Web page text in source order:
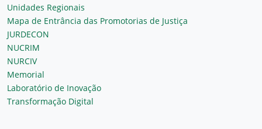
Unidades Regionais
Mapa de Entrância das Promotorias de Justiça
JURDECON
NUCRIM
NURCIV
Memorial
Laboratório de Inovação
Transformação Digital